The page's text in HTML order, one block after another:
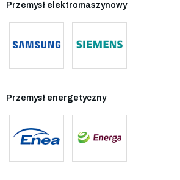
Przemysł elektromaszynowy
Przemysł energetyczny